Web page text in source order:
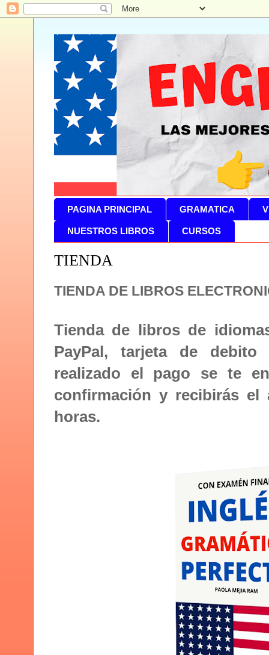
PAGINA PRINCIPAL GRAMATICA
NUESTROS LIBROS CURSOS
TIENDA
TIENDA DE LIBROS
Tienda de libros de
PayPal, tarjeta de
realizado el pago se te
confirmación y recibirás el
horas.